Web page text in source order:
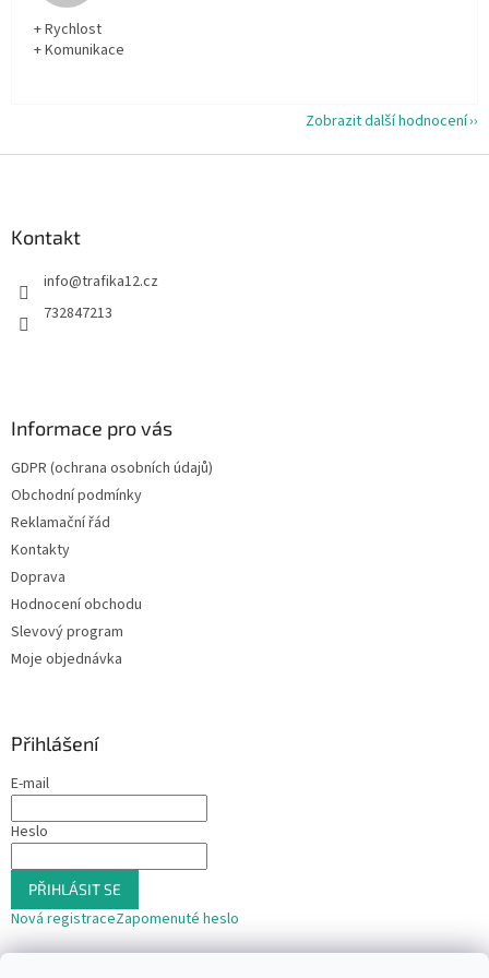
+ Rychlost
+ Komunikace
Zobrazit další hodnocení
Kontakt
info@trafika12.cz
732847213
Informace pro vás
GDPR (ochrana osobních údajů)
Obchodní podmínky
Reklamační řád
Kontakty
Doprava
Hodnocení obchodu
Slevový program
Moje objednávka
Přihlášení
E-mail
Heslo
PŘIHLÁSIT SE
Nová registraceZapomenuté heslo
nebo